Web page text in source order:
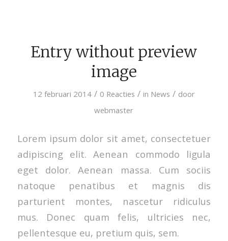
Entry without preview
image
12 februari 2014 / 0 Reacties / in News / door
webmaster
Lorem ipsum dolor sit amet, consectetuer
adipiscing elit. Aenean commodo ligula
eget dolor. Aenean massa. Cum sociis
natoque penatibus et magnis dis
parturient montes, nascetur ridiculus
mus. Donec quam felis, ultricies nec,
pellentesque eu, pretium quis, sem.